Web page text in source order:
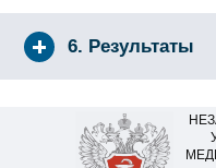
6. Результаты